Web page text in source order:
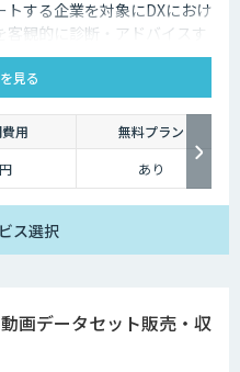
する企業を対象にDXにおけ
観的に診断・アドバイスす
見る
用
無料プラン
あり
ス選択
画データセット販売・収